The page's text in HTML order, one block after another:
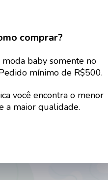
a condições imperdíveis
comprar?
baby somente no
mínimo de R$500.
você encontra o menor
a maior qualidade.